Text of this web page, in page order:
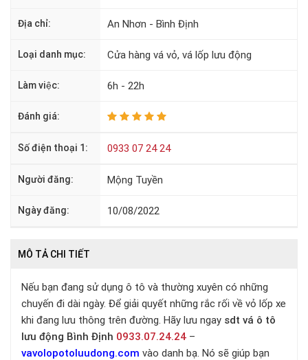
Địa chỉ: An Nhơn - Bình Định
Loại danh mục: Cửa hàng vá vỏ, vá lốp lưu động
Làm việc: 6h - 22h
Đánh giá:
Số điện thoại 1: 0933 07 24 24
Người đăng: Mộng Tuyền
Ngày đăng: 10/08/2022
MÔ TẢ CHI TIẾT
Nếu bạn đang sử dụng ô tô và thường xuyên có những
chuyến đi dài ngày. Để giải quyết những rắc rối về vỏ lốp xe
khi đang lưu thông trên đường. Hãy lưu ngay sdt vá ô tô
lưu động Bình Định 0933.07.24.24 –
vavolopotoluudong.com vào danh bạ. Nó sẽ giúp bạn